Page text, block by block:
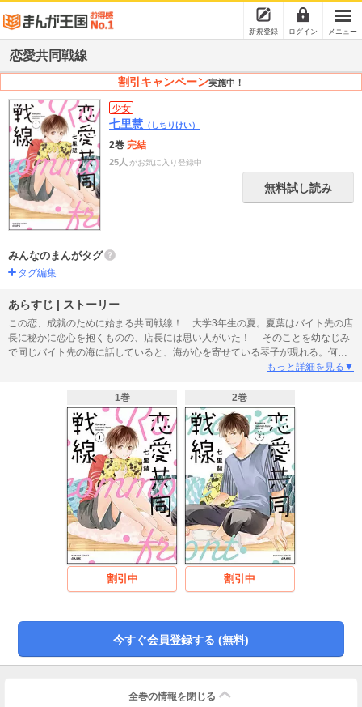
新規登録 ログイン メニュー
恋愛共同戦線
割引キャンペーン実施中！
少女
七里慧 （しちりけい）
2巻 完結
25人 がお気に入り登録中
無料試し読み
みんなのまんがタグ
タグ編集
あらすじ | ストーリー
この恋、成就のために始まる共同戦線！ 大学3年生の夏。夏葉はバイト先の店
長に秘かに恋心を抱くものの、店長には思い人がいた！ そのことを幼なじみ
で同じバイト先の海に話していると、海が心を寄せている琴子が現れる。何か
と態度に出てしまう海を心配しながらも、自分の恋も心配で…。そんなある
愛成就のために共同戦線を組むことに…!! 幼なじみって、恋ってなんだろ
う？ 焦れったくも、時にはスウィートなラブコメディ！
もっと詳細を見る▼
1巻
割引中
2巻
割引中
今すぐ会員登録する (無料)
全巻の情報を 閉じる